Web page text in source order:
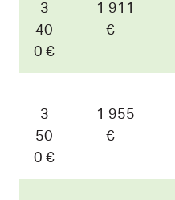
3
40
0 €
1 911
€
3
50
0 €
1 955
€